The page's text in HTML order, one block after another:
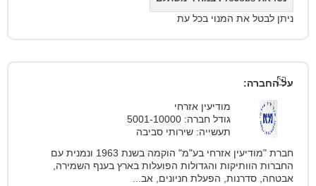
ניתן לבטל את המנוי בכל עת
על החברה:
מודיעין אזרחי
גודל חברה: 5001-10000
תעשייה: שירותי סביבה
חברת "מודיעין אזרחי בע"מ" הוקמה בשנת 1963 ונמנית עם
החברות הוותיקות והגדולות הפועלות בארץ בענף השמירה,
אבטחה, סדרנות, הפעלת חניונים, אב...